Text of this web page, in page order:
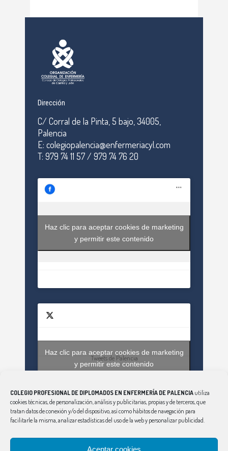
COLEGIO PROFESIONAL DE DIPLOMADOS EN ENFERMERÍA DE PALENCIA utiliza
cookies técnicas, de personalización, análisis y publicitarias, propias y de terceros, que
tratan datos de conexión y/o del dispositivo, así como hábitos de navegación para
facilitarle la misma, analizar estadísticas del uso de la web y personalizar publicidad.
Aceptar cookies
Dirección
C/ Corral de la Pinta, 5 bajo, 34005,
Palencia
E: colegiopalencia@enfermeriacyl.com
T: 979 74 11 57 / 979 74 76 20
Haz clic para aceptar cookies de marketing
y permitir este contenido
Tweets de Palencia
Haz clic para aceptar cookies de marketing
y permitir este contenido